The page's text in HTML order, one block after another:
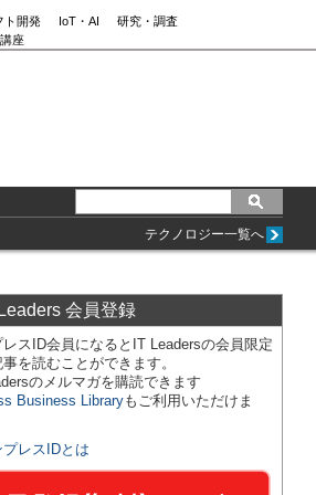
ト開発 IoT・AI
研究・調査
座
テクノロジー一覧へ
会員登録
スID会員になるとIT Leadersの会員限定
を読むことができます。
のメルマガを購読できます
Business Libraryもご利用いただけま
プレスIDとは